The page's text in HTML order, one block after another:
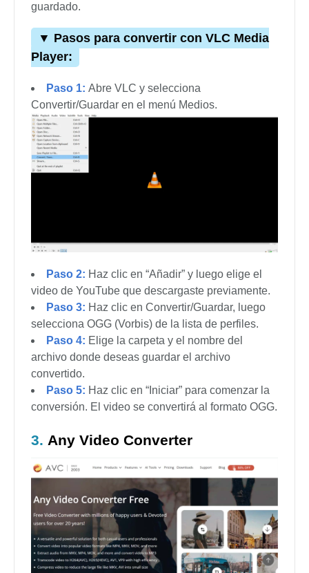
guardado.
▼ Pasos para convertir con VLC Media
Player:
Paso 1: Abre VLC y selecciona
Convertir/Guardar en el menú Medios.
Paso 2: Haz clic en “Añadir” y luego elige el
video de YouTube que descargaste previamente.
Paso 3: Haz clic en Convertir/Guardar, luego
selecciona OGG (Vorbis) de la lista de perfiles.
Paso 4: Elige la carpeta y el nombre del
archivo donde deseas guardar el archivo
convertido.
Paso 5: Haz clic en “Iniciar” para comenzar la
conversión. El video se convertirá al formato OGG.
3. Any Video Converter